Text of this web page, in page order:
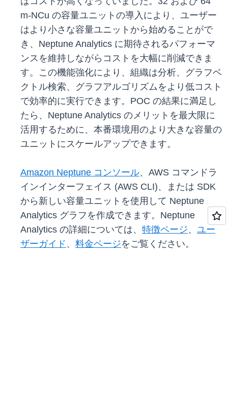
m-NCu の容量ユニットの導入により、ユーザー
はより小さな容量ユニットから始めることがで
き、Neptune Analytics に期待されるパフォーマ
ンスを維持しながらコストを大幅に削減できま
す。この機能強化により、組織は分析、グラフベ
クトル検索、グラフアルゴリズムをより低コスト
で効率的に実行できます。POC の結果に満足し
たら、Neptune Analytics のメリットを最大限に
活用するために、本番環境用のより大きな容量の
ユニットにスケールアップできます。
Amazon Neptune コンソール、AWS コマンドラ
インインターフェイス (AWS CLI)、または SDK
から新しい容量ユニットを使用して Neptune
Analytics グラフを作成できます。Neptune
Analytics の詳細については、 特徴ページ、 ユー
ザーガイド 、 料金ページをご覧ください。